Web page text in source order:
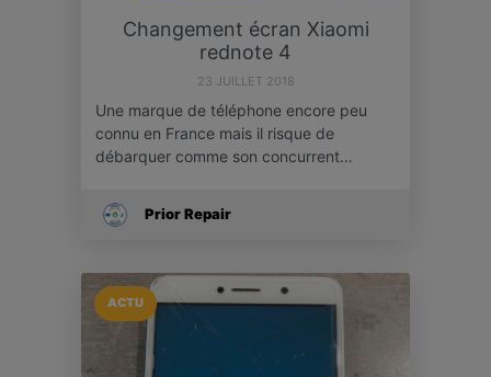
Changement écran Xiaomi
rednote 4
23 JUILLET 2018
Une marque de téléphone encore peu
connu en France mais il risque de
débarquer comme son concurrent…
Prior Repair
ACTU